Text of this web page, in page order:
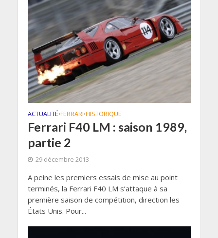
ACTUALITÉ•FERRARI•HISTORIQUE
Ferrari F40 LM : saison 1989,
partie 2
29 décembre 2013
A peine les premiers essais de mise au point
terminés, la Ferrari F40 LM s’attaque à sa
première saison de compétition, direction les
États Unis. Pour...